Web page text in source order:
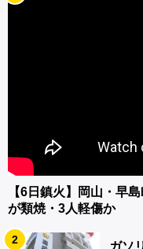
【6日鎮火】岡山・早
が類焼・3人軽傷か
2